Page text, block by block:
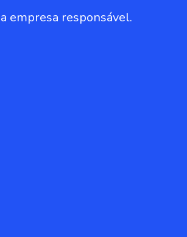
empresa responsável.